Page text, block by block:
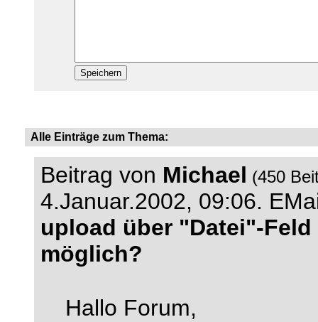
Alle Einträge zum Thema:
Beitrag von Michael (450
4.Januar.2002, 09:06.
upload über "Datei"-
möglich?
Hallo Forum,